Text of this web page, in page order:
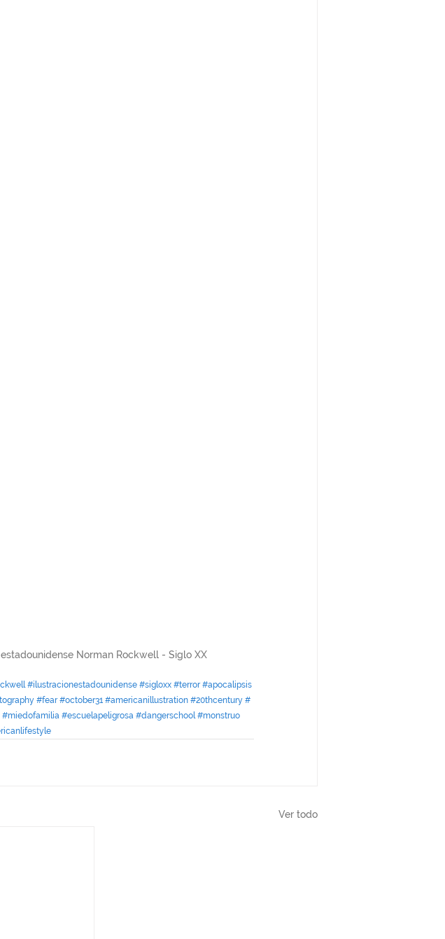
Norman Rockwell - Siglo XX
#ilustracionestadounidense #sigloxx #terror #apocalipsis
#fear #october31 #americanillustration #20thcentury #
#miedofamilia #escuelapeligrosa #dangerschool #monstruo
Ver todo